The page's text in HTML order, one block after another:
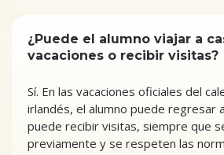
¿Puede el alumno viajar a
vacaciones o recibir visitas?
Sí. En las vacaciones oficiales del
irlandés, el alumno puede regresar
puede recibir visitas, siempre que
previamente y se respeten las